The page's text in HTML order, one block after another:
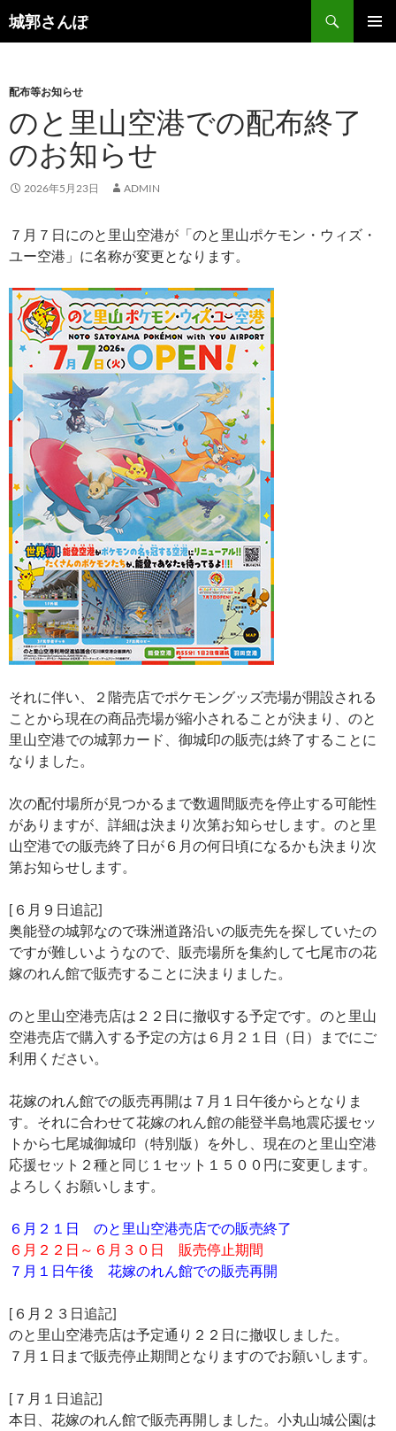
コ
ン
ツ
へ
ス
キ
城郭さんぽ
検
索
配布等お知らせ
のと里山空港での配布終了
のお知らせ
2026年5月23日 ADMIN
７月７日にのと里山空港が「のと里山ポケモン・ウィズ・
ユー空港」に名称が変更となります。
それに伴い、２階売店でポケモングッズ売場が開設される
ことから現在の商品売場が縮小されることが決まり、のと
里山空港での城郭カード、御城印の販売は終了することに
なりました。
次の配付場所が見つかるまで数週間販売を停止する可能性
がありますが、詳細は決まり次第お知らせします。のと里
山空港での販売終了日が６月の何日頃になるかも決まり次
第お知らせします。
[６月９日追記]
奥能登の城郭なので珠洲道路沿いの販売先を探していたの
ですが難しいようなので、販売場所を集約して七尾市の花
嫁のれん館で販売することに決まりました。
のと里山空港売店は２２日に撤収する予定です。のと里山
空港売店で購入する予定の方は６月２１日（日）までにご
利用ください。
花嫁のれん館での販売再開は７月１日午後からとなりま
す。それに合わせて花嫁のれん館の能登半島地震応援セッ
トから七尾城御城印（特別版）を外し、現在のと里山空港
応援セット２種と同じ１セット１５００円に変更します。
よろしくお願いします。
６月２１日 のと里山空港売店での販売終了
６月２２日～６月３０日 販売停止期間
７月１日午後 花嫁のれん館での販売再開
[６月２３日追記]
のと里山空港売店は予定通り２２日に撤収しました。
７月１日まで販売停止期間となりますのでお願いします。
[７月１日追記]
本日、花嫁のれん館で販売再開しました。小丸山城公園は